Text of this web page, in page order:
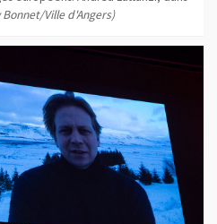
Ville d'Angers)